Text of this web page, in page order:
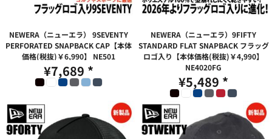
NEWERA（ニューエラ） 9SEVENTY
PERFORATED SNAPBACK CAP【本体
価格(税抜)￥6,990】
NE501
¥7,689 *
NEWERA（ニューエラ）9FIFTY
STANDARD FLAT SNAPBACK フラッグ
ロゴ入り【本体価格(税抜)￥4,990】
NE4020FG
¥5,489 *